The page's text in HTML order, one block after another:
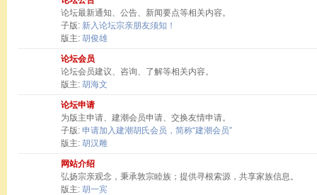
论坛最新通知、公告、新闻要点等相关内容。
子版: 新入论坛宗亲朋友须知！
版主: 胡俊雄
论坛会员
论坛会员建议、咨询、了解等相关内容。
版主: 胡海文
论坛申请
为版主申请、建潮会员申请、交换友情申请。
子版: 申请加入建潮胡氏会员，简称“建潮会员”
版主: 胡汉雕
网站介绍
弘扬宗亲观念，秉承敦宗睦族；提供寻根索源，共享家族信息。
版主: 胡一宾